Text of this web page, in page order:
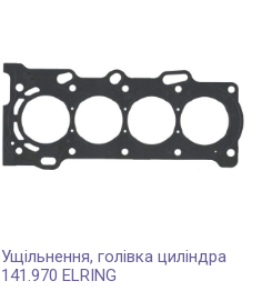
Ущільнення, голівка циліндра
141.970 ELRING